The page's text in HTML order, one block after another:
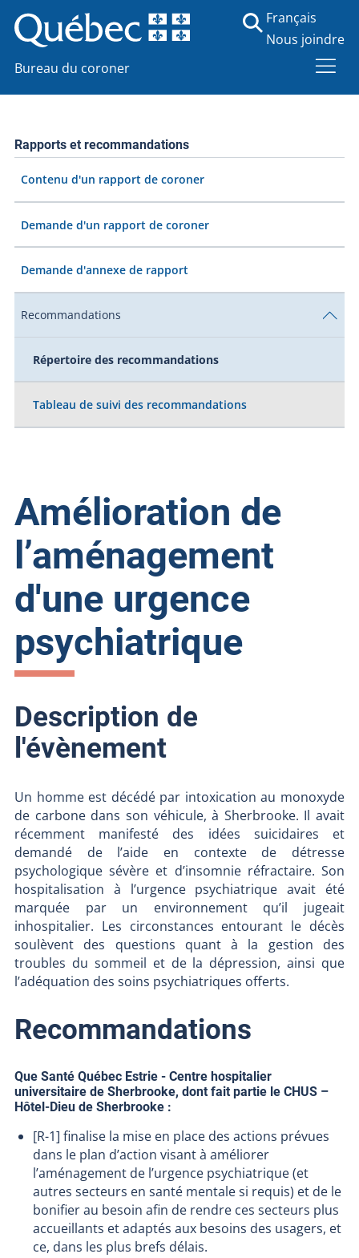
Bureau du coroner
Français
Nous joindre
Rapports et recommandations
Contenu d'un rapport de coroner
Demande d'un rapport de coroner
Demande d'annexe de rapport
Recommandations
Répertoire des recommandations
Tableau de suivi des recommandations
Amélioration de
l’aménagement
d'une urgence
psychiatrique
Description de
l'évènement
Un homme est décédé par intoxication au monoxyde
de carbone dans son véhicule, à Sherbrooke. Il avait
récemment manifesté des idées suicidaires et
demandé de l’aide en contexte de détresse
psychologique sévère et d’insomnie réfractaire. Son
hospitalisation à l’urgence psychiatrique avait été
marquée par un environnement qu’il jugeait
inhospitalier. Les circonstances entourant le décès
soulèvent des questions quant à la gestion des
troubles du sommeil et de la dépression, ainsi que
l’adéquation des soins psychiatriques offerts.
Recommandations
Que Santé Québec Estrie - Centre hospitalier
universitaire de Sherbrooke, dont fait partie le CHUS –
Hôtel-Dieu de Sherbrooke :
[R-1] finalise la mise en place des actions prévues
dans le plan d’action visant à améliorer
l’aménagement de l’urgence psychiatrique (et
autres secteurs en santé mentale si requis) et de le
bonifier au besoin afin de rendre ces secteurs plus
accueillants et adaptés aux besoins des usagers, et
ce, dans les plus brefs délais.